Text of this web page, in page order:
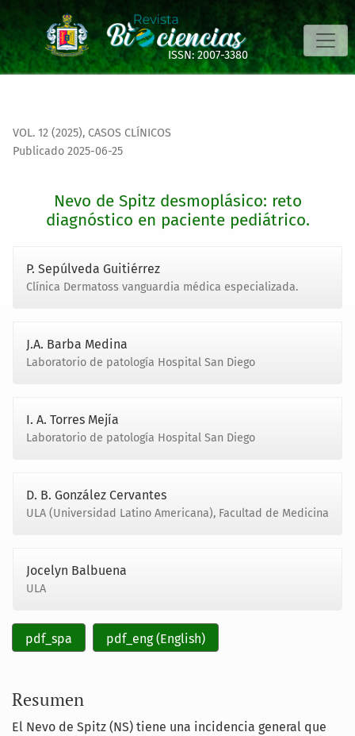
Nevo de Spitz desmoplásico: reto diagnóstico en
ISSN: 2007-3380
VOL. 12 (2025), CASOS CLÍNICOS
Nevo de Spitz desmoplásico: reto
diagnóstico en paciente pediátrico.
Publicado 2025-06-25
P. Sepúlveda Guitiérrez
Clínica Dermatoss vanguardia médica especializada.
J.A. Barba Medina
Laboratorio de patología Hospital San Diego
I. A. Torres Mejía
Laboratorio de patología Hospital San Diego
D. B. González Cervantes
ULA (Universidad Latino Americana), Facultad de Medicina
Jocelyn Balbuena
ULA
pdf_spa pdf_eng (English)
Resumen
El Nevo de Spitz (NS) tiene una incidencia general que